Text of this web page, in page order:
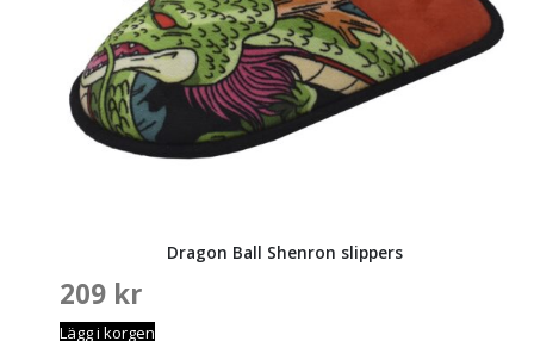
Dragon Ball Shenron slippers
209 kr
Lägg i korgen